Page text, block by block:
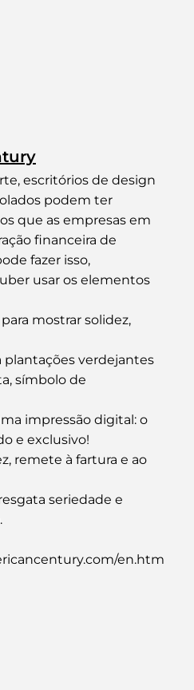
escritórios de design
podem ter
que as empresas em
financeira de
fazer isso,
usar os elementos
mostrar solidez,
plantações verdejantes
símbolo de
impressão digital: o
e exclusivo!
remete à fartura e ao
seriedade e
en.htm